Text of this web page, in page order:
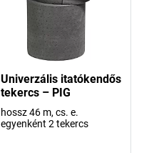
Univerzális itatókendős
tekercs – PIG
hossz 46 m, cs. e.
egyenként 2 tekercs